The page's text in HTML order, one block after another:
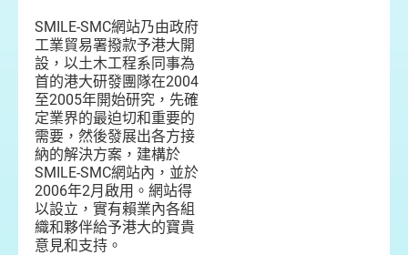
SMILE-SMC網站乃由政府
工業貿易署撥款予港大開
設，以土木工程系同事為
首的港大研發團隊在2004
至2005年開始研究，先確
定業界的最迫切和重要的
需要，然後發展出各方接
納的解決方案，建構於
SMILE-SMC網站內，並於
2006年2月啟用。網站得
以設立，實有賴業內各組
織和夥伴給予港大的寶貴
意見和支持。